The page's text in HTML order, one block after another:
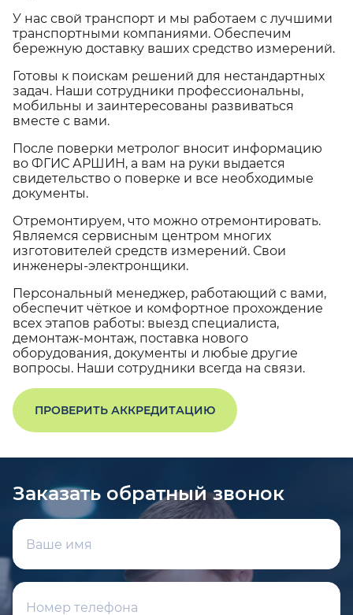
У нас свой транспорт и мы работаем с лучшими
транспортными компаниями. Обеспечим
бережную доставку ваших средство измерений.
Готовы к поискам решений для нестандартных
задач. Наши сотрудники профессиональны,
мобильны и заинтересованы развиваться
вместе с вами.
После поверки метролог вносит информацию
во ФГИС АРШИН, а вам на руки выдается
свидетельство о поверке и все необходимые
документы.
Отремонтируем, что можно отремонтировать.
Являемся сервисным центром многих
изготовителей средств измерений. Свои
инженеры-электронщики.
Персональный менеджер, работающий с вами,
обеспечит чёткое и комфортное прохождение
всех этапов работы: выезд специалиста,
демонтаж-монтаж, поставка нового
оборудования, документы и любые другие
вопросы. Наши сотрудники всегда на связи.
ПРОВЕРИТЬ АККРЕДИТАЦИЮ
Заказать обратный звонок